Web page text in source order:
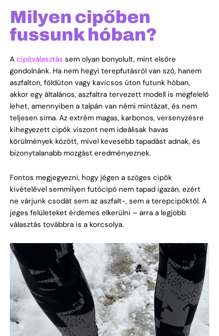
Milyen cipőben
fussunk hóban?
A cipőválasztás sem olyan bonyolult, mint elsőre
gondolnánk. Ha nem hegyi terepfutásról van szó, hanem
aszfalton, földúton vagy kavicsos úton futunk hóban,
akkor egy általános, aszfaltra tervezett modell is megfelelő
lehet, amennyiben a talpán van némi mintázat, és nem
teljesen sima. Az extrém magas, karbonos, versenyzésre
kihegyezett cipők viszont nem ideálisak havas
körülmények között, mivel kevesebb tapadást adnak, és
bizonytalanabb mozgást eredményeznek.
Fontos megjegyezni, hogy jégen a szöges cipők
kivételével semmilyen futócipő nem tapad igazán, ezért
ne várjunk csodát sem az aszfalt-, sem a terepcipőktől. A
jeges felületeket érdemes elkerülni – arra a legjobb
választás továbbra is a korcsolya.